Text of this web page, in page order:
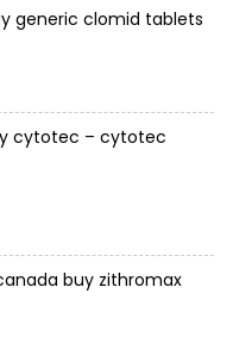
generic clomid tablets
cytotec – cytotec
buy zithromax